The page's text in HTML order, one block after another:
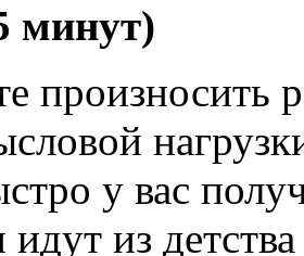
минут)
произносить
у вас
идут из